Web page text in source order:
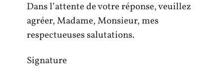
Dans l’attente de votre réponse, veuillez
agréer, Madame, Monsieur, mes
respectueuses salutations.
Signature